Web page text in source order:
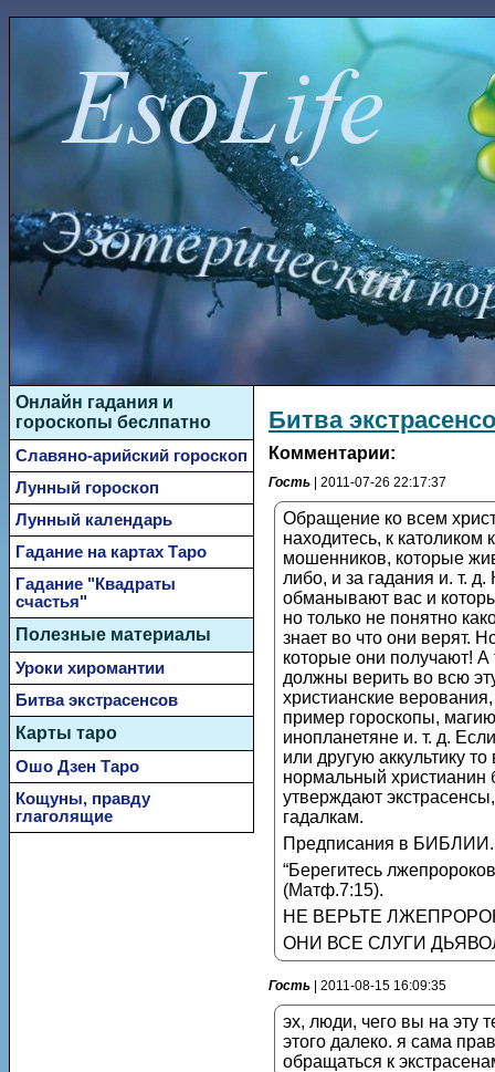
Битва
Комментарии:
Гость | 2011-07-26 22:17:37
Обращение ко всем
находитесь, к
мошенников, которые
либо, и за гадания и. т.
обманывают вас и
но только не понятно
знает во что они верят.
которые они получают! А
должны верить во всю
христианские
пример гороскопы, магию
инопланетяне и. т. д.
или другую аккультику
нормальный христианин
утверждают
гадалкам.
Предписания в БИБЛИИ.
“Берегитесь
(Матф.7:15).
НЕ ВЕРЬТЕ
ОНИ ВСЕ СЛУГИ
Гость | 2011-08-15 16:09:35
эх, люди, чего вы на эту
этого далеко. я сама
обращаться к
Онлайн гадания и
гороскопы беслпатно
Славяно-арийский гороскоп
Лунный гороскоп
Лунный календарь
Гадание на картах Таро
Гадание "Квадраты
счастья"
Полезные материалы
Уроки хиромантии
Битва экстрасенсов
Карты таро
Ошо Дзен Таро
Кощуны, правду
глаголящие